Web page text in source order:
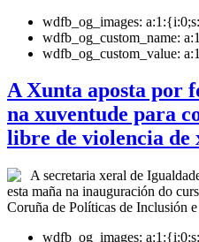
wdfb_og_images:
wdfb_og_custom_name:
wdfb_og_custom_value:
A Xunta aposta por
na xuventude para
libre de violencia de
A secretaria xeral de
esta maña na inauguración do
Coruña de Políticas de Inclusión
wdfb_og_images: